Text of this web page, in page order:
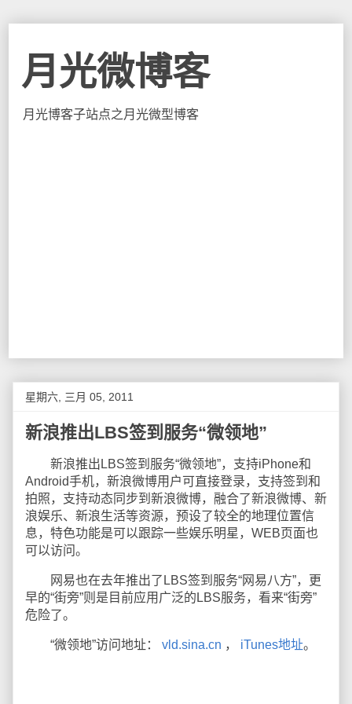
月光微博客
月光博客子站点之月光微型博客
星期六, 三月 05, 2011
新浪推出LBS签到服务“微领地”
新浪推出LBS签到服务“微领地”，支持iPhone和
Android手机，新浪微博用户可直接登录，支持签到和
拍照，支持动态同步到新浪微博，融合了新浪微博、新
浪娱乐、新浪生活等资源，预设了较全的地理位置信
息，特色功能是可以跟踪一些娱乐明星，WEB页面也
可以访问。
网易也在去年推出了LBS签到服务“网易八方”，更
早的“街旁”则是目前应用广泛的LBS服务，看来“街旁”
危险了。
“微领地”访问地址： vld.sina.cn ， iTunes地址。